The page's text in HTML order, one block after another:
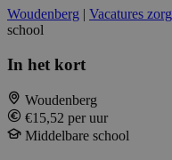
Woudenberg | Vacatures zorg
school
In het kort
Woudenberg
€15,52 per uur
Middelbare school